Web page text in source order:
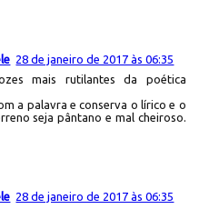
28 de janeiro de 2017 às 06:35
mais rutilantes da poética
a palavra e conserva o lírico e o
seja pântano e mal cheiroso.
28 de janeiro de 2017 às 06:35